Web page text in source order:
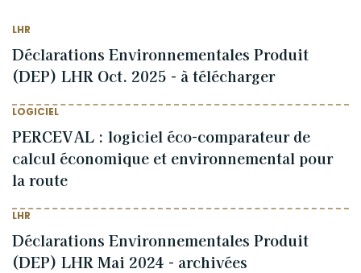
LHR
Déclarations Environnementales Produit
(DEP) LHR Oct. 2025 - à télécharger
LOGICIEL
PERCEVAL : logiciel éco-comparateur de
calcul économique et environnemental pour
la route
LHR
Déclarations Environnementales Produit
(DEP) LHR Mai 2024 - archivées